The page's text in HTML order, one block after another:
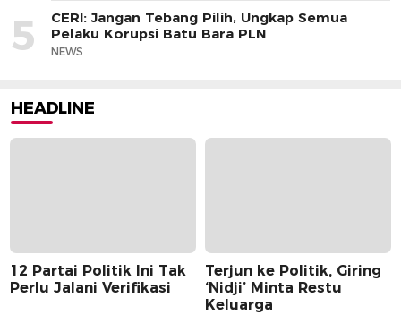
5
CERI: Jangan Tebang Pilih, Ungkap Semua
Pelaku Korupsi Batu Bara PLN
NEWS
HEADLINE
12 Partai Politik Ini Tak
Perlu Jalani Verifikasi
Terjun ke Politik, Giring
‘Nidji’ Minta Restu
Keluarga